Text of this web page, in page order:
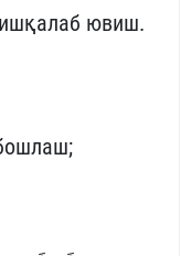
ишқалаб ювиш.